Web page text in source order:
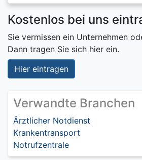
Kostenlos bei uns
Sie vermissen ein Unternehmen
Dann tragen Sie sich hier ein.
Hier eintragen
Verwandte Branchen
Ärztlicher Notdienst
Krankentransport
Notrufzentrale